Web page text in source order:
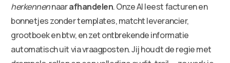
herkennennaarafhandelen. Onze AI leest facturen en
bonnetjes zonder templates, matcht leverancier,
grootboek en btw, en zet ontbrekende informatie
automatisch uit via vraagposten. Jij houdt de regie met